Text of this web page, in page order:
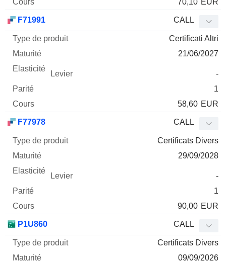
70,10 EUR
F71991 CALL
Certificati Altri
21/06/2027
-
1
58,60 EUR
F77978 CALL
Certificats Divers
29/09/2028
-
1
90,00 EUR
P1U860 CALL
Certificats Divers
09/09/2026